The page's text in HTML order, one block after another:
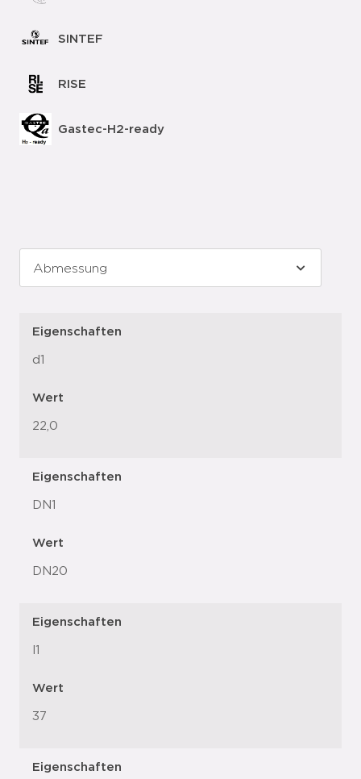
SINTEF
RISE
Gastec-H2-ready
Eigenschaften
d1
Wert
22,0
Eigenschaften
DN1
Wert
DN20
Eigenschaften
l1
Wert
37
Eigenschaften